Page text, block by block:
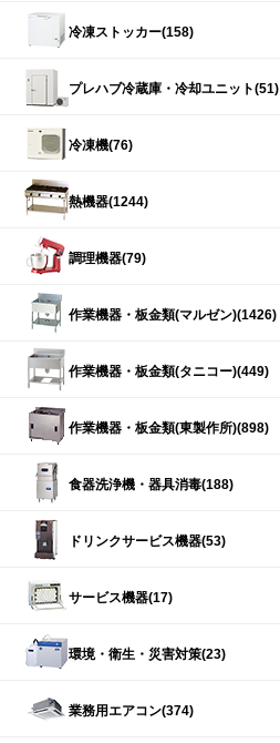
冷凍ストッカー(158)
プレハブ冷蔵庫・冷却ユニット(51)
冷凍機(76)
熱機器(1244)
調理機器(79)
作業機器・板金類(マルゼン)(1426)
作業機器・板金類(タニコー)(449)
作業機器・板金類(東製作所)(898)
食器洗浄機・器具消毒(188)
ドリンクサービス機器(53)
サービス機器(17)
環境・衛生・災害対策(23)
業務用エアコン(374)